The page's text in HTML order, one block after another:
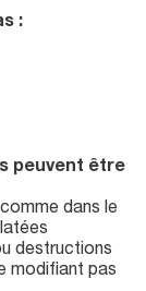
:
peuvent être
dans le
destructions
modifiant pas